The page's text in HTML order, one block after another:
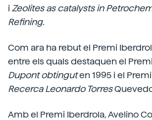
iZeolites as catalysts in
Refining.
Com ara ha rebut el Premi
entre els quals destaquen el
Dupont obtinguten 1995 i el
Recerca Leonardo Torres
Amb el Premi Iberdrola, Avelino